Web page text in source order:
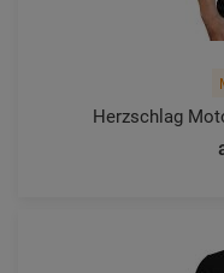
Herzschlag